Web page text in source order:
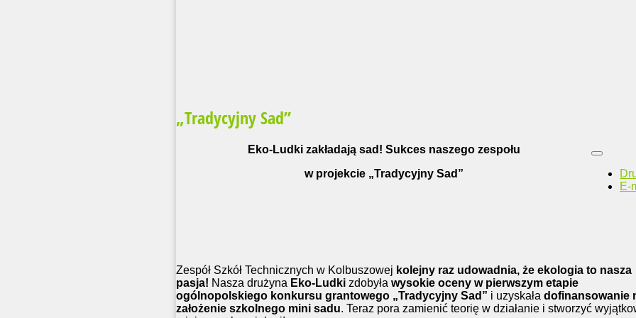
„Tradycyjny Sad”
E-
Eko-Ludki zakładają sad! Sukces naszego zespołu
w projekcie „Tradycyjny Sad”
Zespół Szkół Technicznych w Kolbuszowej kolejny raz udowadnia, że ekologia to nasza
pasja! Nasza drużyna Eko-Ludki zdobyła wysokie oceny w pierwszym etapie
ogólnopolskiego konkursu grantowego „Tradycyjny Sad” i uzyskała dofinansowanie
założenie szkolnego mini sadu. Teraz pora zamienić teorię w działanie i stworzyć